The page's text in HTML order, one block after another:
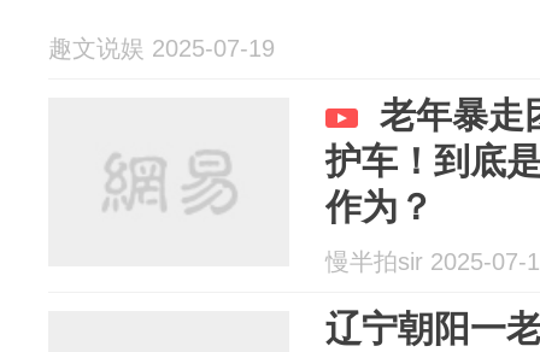
趣文说娱 2025-07-19
老年暴走
护车！到底
作为？
慢半拍sir 2025-07-
辽宁朝阳一